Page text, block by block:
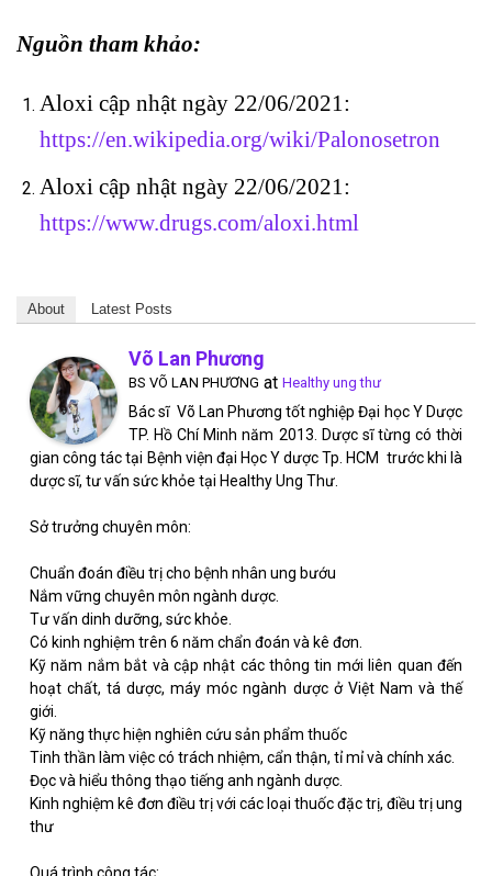
Nguồn tham khảo:
Aloxi cập nhật ngày 22/06/2021:
https://en.wikipedia.org/wiki/Palonosetron
Aloxi cập nhật ngày 22/06/2021:
https://www.drugs.com/aloxi.html
About Latest Posts
Võ Lan Phương
BS VÕ LAN PHƯƠNG at Healthy ung thư
Bác sĩ Võ Lan Phương tốt nghiệp Đại học Y Dược
TP. Hồ Chí Minh năm 2013. Dược sĩ từng có thời
gian công tác tại Bệnh viện đại Học Y dược Tp. HCM trước khi là
dược sĩ, tư vấn sức khỏe tại Healthy Ung Thư.
Sở trưởng chuyên môn:
Chuẩn đoán điều trị cho bệnh nhân ung bướu
Nắm vững chuyên môn ngành dược.
Tư vấn dinh dưỡng, sức khỏe.
Có kinh nghiệm trên 6 năm chẩn đoán và kê đơn.
Kỹ năm nắm bắt và cập nhật các thông tin mới liên quan đến
hoạt chất, tá dược, máy móc ngành dược ở Việt Nam và thế
giới.
Kỹ năng thực hiện nghiên cứu sản phẩm thuốc
Tinh thần làm việc có trách nhiệm, cẩn thận, tỉ mỉ và chính xác.
Đọc và hiểu thông thạo tiếng anh ngành dược.
Kinh nghiệm kê đơn điều trị với các loại thuốc đặc trị, điều trị ung
thư
Quá trình công tác: